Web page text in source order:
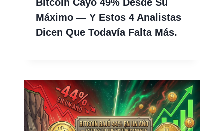
Bitcoin Cayó 49% Desde Su
Máximo — Y Estos 4 Analistas
Dicen Que Todavía Falta Más.